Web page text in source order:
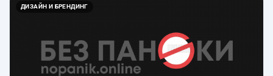
ДИЗАЙН И БРЕНДИНГ